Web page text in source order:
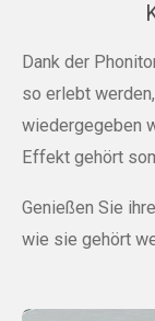
Dank der
so erlebt
wiedergegeben
Effekt gehört
Genießen Sie
wie sie gehört